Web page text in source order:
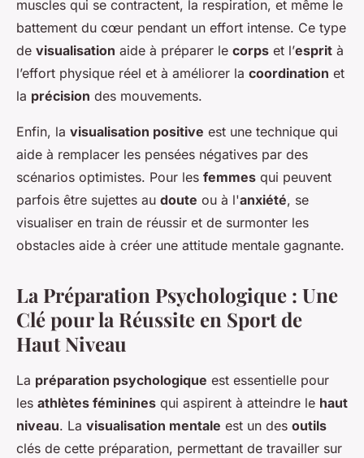
muscles qui se contractent, la respiration, et même le
battement du cœur pendant un effort intense. Ce type
de visualisation aide à préparer le corps et l’esprit à
l’effort physique réel et à améliorer la coordination et
la précision des mouvements.
Enfin, la visualisation positive est une technique qui
aide à remplacer les pensées négatives par des
scénarios optimistes. Pour les femmes qui peuvent
parfois être sujettes au doute ou à l'anxiété, se
visualiser en train de réussir et de surmonter les
obstacles aide à créer une attitude mentale gagnante.
La Préparation Psychologique : Une
Clé pour la Réussite en Sport de
Haut Niveau
La préparation psychologique est essentielle pour
les athlètes féminines qui aspirent à atteindre le haut
niveau. La visualisation mentale est un des outils
clés de cette préparation, permettant de travailler sur